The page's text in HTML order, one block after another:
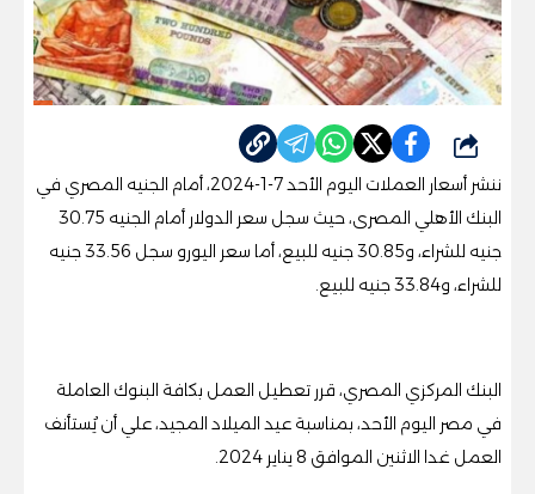
شارك
ننشر أسعار العملات اليوم الأحد 7-1-2024، أمام الجنيه المصري في
البنك الأهلي المصرى، حيث سجل سعر الدولار أمام الجنيه 30.75
جنيه للشراء، و30.85 جنيه للبيع، أما سعر اليورو سجل 33.56 جنيه
للشراء، و33.84 جنيه للبيع.
البنك المركزي المصري، قرر تعطيل العمل بكافة البنوك العاملة
في مصر اليوم الأحد، بمناسبة عيد الميلاد المجيد، علي أن يُستأنف
العمل غدا الاثنين الموافق 8 يناير 2024.